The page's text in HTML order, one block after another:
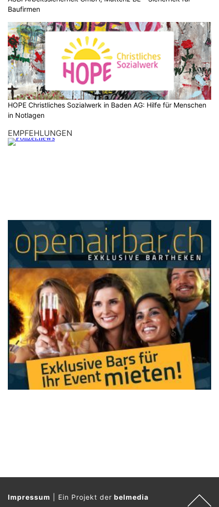
Neubauüberbauung in Wettingen und verursachten dabei
Zudem wurde in ein Baustellenmagazin eingebrochen und
mehrere Maschinen entwendet. Die Polizei sucht
Auskunftspersonen.
Weiterlesen
KEG GmbH – Ihr Partner für Wärmepumpen, Solar und Heizsysteme
Tankstelle mit Messer und flüchtet
27.05.26 VON POLIZEI.NEWS REDAKTION
Mit einem Messer bewaffnet überfiel ein Vermummter am
frühen Mittwochmorgen einen Tankstellenshop in Reinach
und erbeutete Bargeld.
Trotz Fahndung gelang ihm die Flucht. Die Polizei sucht
Augenzeugen.
Weiterlesen
Aarau AG: Gewalt nach Fussballspiel (20.09.'25)
– Staatsanwaltschaft veröffentlicht Bilder
15.04.26 VON POLIZEI.NEWS REDAKTION
Update zu dieser Polizeimeldung (22.04.2026)
Birr AG: Schweizer (44) soll Ehefrau (36)
03.06.26 VON POLIZEI.NEWS REDAKTION